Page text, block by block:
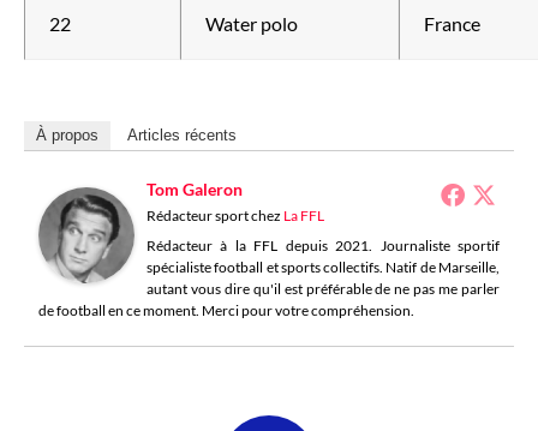
22 Water polo France
À propos Articles récents
Tom Galeron
Rédacteur sportchez La FFL
Rédacteur à la FFL depuis 2021. Journaliste sportif
spécialiste football et sports collectifs. Natif de Marseille,
autant vous dire qu'il est préférable de ne pas me parler
de football en ce moment. Merci pour votre compréhension.